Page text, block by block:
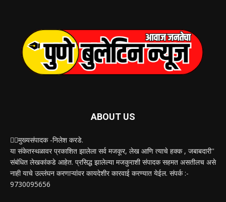
ABOUT US
✍🏻मुख्यसंपादक -निलेश करडे.
या संकेतस्थळावर प्रकाशित झालेला सर्व मजकूर, लेख आणि त्याचे हक्क , जबाबदारी''
संबंधित लेखकांकडे आहेत. प्रसिद्ध झालेल्या मजकुराशी संपादक सहमत असतीलच असे
नाही याचे उल्लंघन करणाऱ्यांवर कायदेशीर कारवाई करण्यात येईल. संपर्क :-
9730095656